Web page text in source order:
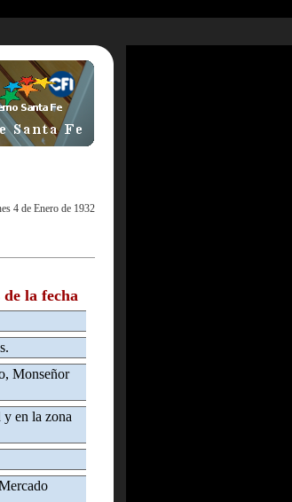
4 de Enero de 1932
la fecha
Monseñor
y en la zona